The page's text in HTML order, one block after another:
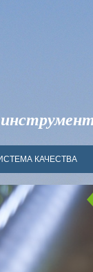
КАЧЕСТВА